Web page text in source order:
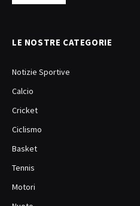
LE NOSTRE CATEGORIE
Notizie Sportive
Calcio
Cricket
Ciclismo
Basket
Tennis
Motori